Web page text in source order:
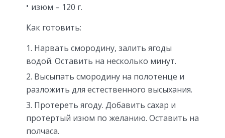
изюм – 120 г.
Как готовить:
Нарвать смородину, залить ягоды
водой. Оставить на несколько минут.
Высыпать смородину на полотенце и
разложить для естественного высыхания.
Протереть ягоду. Добавить сахар и
протертый изюм по желанию. Оставить на
полчаса.